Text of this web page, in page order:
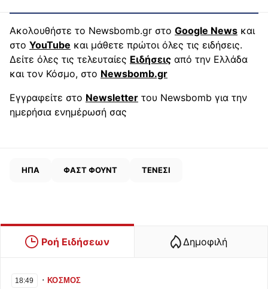
Ακολουθήστε το Newsbomb.gr στο Google News και
στο YouTube και μάθετε πρώτοι όλες τις ειδήσεις.
Δείτε όλες τις τελευταίες Ειδήσεις από την Ελλάδα
και τον Κόσμο, στο Newsbomb.gr
Εγγραφείτε στο Newsletter του Newsbomb για την
ημερήσια ενημέρωσή σας
ΗΠΑ ΦΑΣΤ ΦΟΥΝΤ ΤΕΝΕΣΙ
Ροή Ειδήσεων Δημοφιλή
18:49 ∙ΚΟΣΜΟΣ